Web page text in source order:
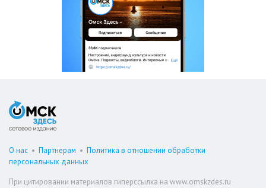
О нас • Партнерам • Политика в отношении обработки
персональных данных
При цитировании материалов гиперссылка на www.omskzdes.ru